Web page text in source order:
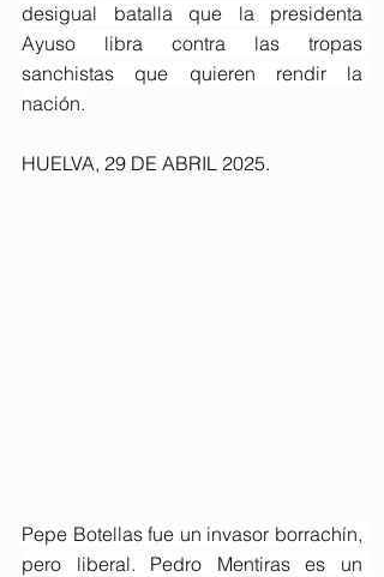
desigual batalla que la presidenta
Ayuso libra contra las tropas
sanchistas que quieren rendir la
nación.
HUELVA, 29 DE ABRIL 2025.
Pepe Botellas fue un invasor borrachín,
pero liberal. Pedro Mentiras es un